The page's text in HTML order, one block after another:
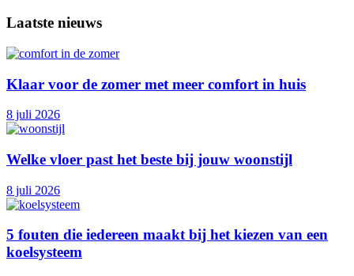
Laatste nieuws
Klaar voor de zomer met meer comfort in huis
8 juli 2026
Welke vloer past het beste bij jouw woonstijl
8 juli 2026
5 fouten die iedereen maakt bij het kiezen van een
koelsysteem